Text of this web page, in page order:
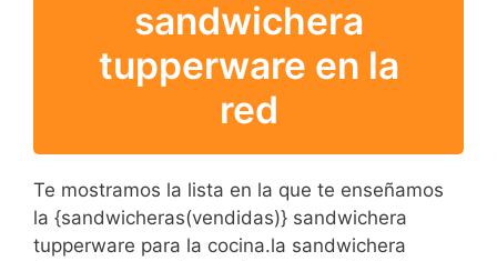
sandwichera
tupperware en la
red
Te mostramos la lista en la que te enseñamos
la {sandwicheras(vendidas)} sandwichera
tupperware para la cocina.la sandwichera